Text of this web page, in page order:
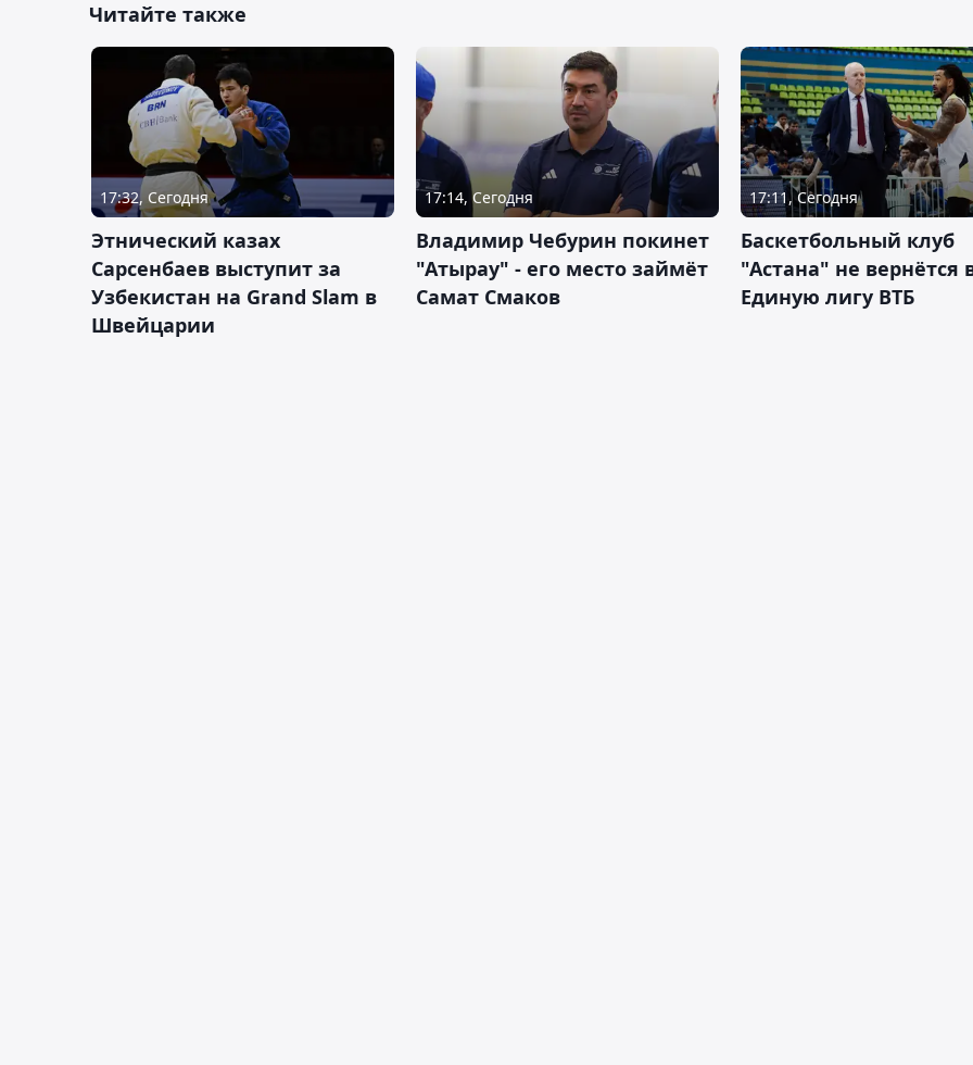
Читайте также
17:32, Сегодня
Этнический казах
Сарсенбаев выступит за
Узбекистан на Grand Slam в
Швейцарии
17:14, Сегодня
Владимир Чебурин покинет
"Атырау" - его место займёт
Самат Смаков
17:11, Сегодня
Баскетбольный клуб
"Астана" не вернётся
Единую лигу ВТБ